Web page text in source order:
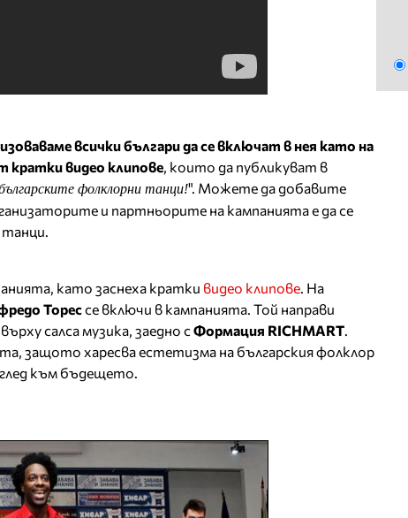
всички българи да се включат в нея като на
кратки видео клипове , които да публикуват в
фолклорни танци!". Можете да добавите
и партньорите на кампанията е да се
като заснеха кратки видео клипове . На
Торессе включи в кампанията. Той направи
салса музика, заедно с Формация RICHMART
защото харесва естетизма на българския фолклор
към бъдещето.